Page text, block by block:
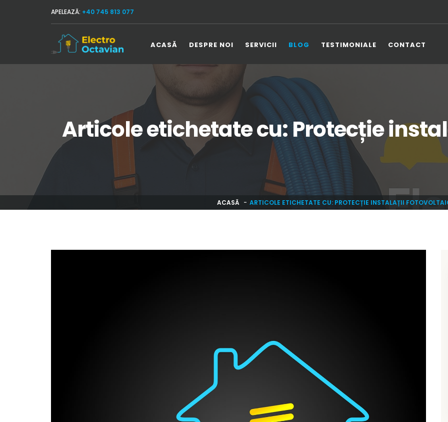
APELEAZĂ: +40 745 813 077
ACASĂ DESPRE NOI SERVICII BLOG TESTIMONIALE CONTACT
Articole etichetate cu: Protecție
ACASĂ ARTICOLE ETICHETATE CU: PROTECȚIE INSTALAȚII